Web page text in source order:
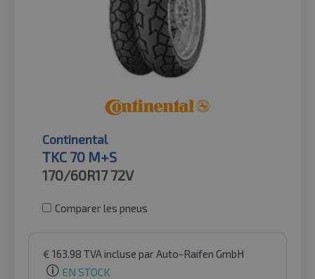
Continental
TKC 70 M+S
170/60R17 72V
Comparer les pneus
€ 163.98 TVA incluse par Auto-Raifen GmbH
EN STOCK